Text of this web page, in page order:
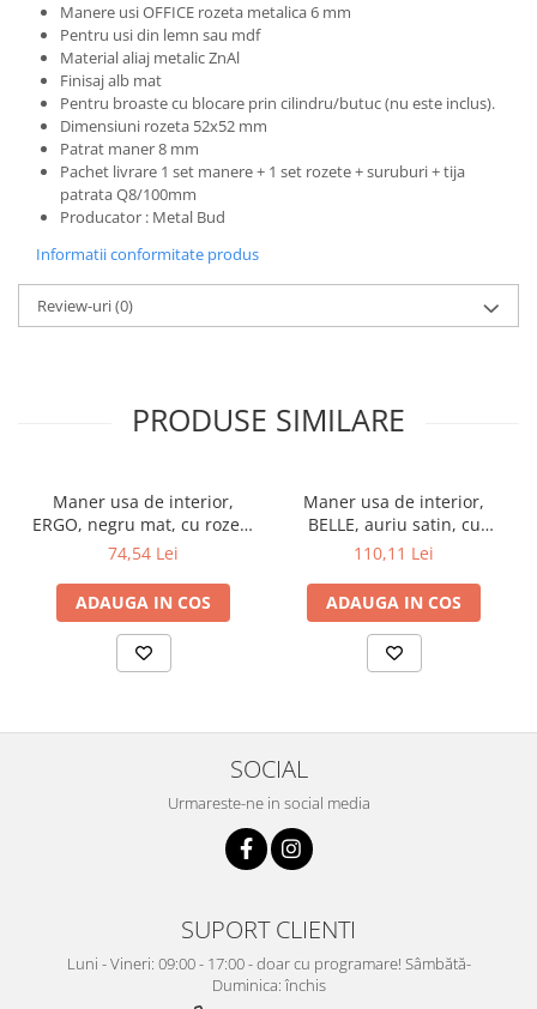
Manere usi OFFICE rozeta metalica 6 mm
Pentru usi din lemn sau mdf
Material aliaj metalic ZnAl
Finisaj alb mat
Pentru broastecu blocare prin cilindru/butuc (nu este inclus).
Dimensiuni rozeta 52x52 mm
Patrat maner 8 mm
Pachet livrare 1 set manere + 1 set rozete + suruburi + tija
patrata Q8/100mm
Producator : Metal Bud
Informatii conformitate produs
Review-uri(0)
PRODUSE SIMILARE
Maner usa de interior,
ERGO, negru mat, cu rozeta
cheie
74,54 Lei
ADAUGA IN COS
Maner usa de interior,
BELLE, auriu satin, cu
rozeta cheie
110,11 Lei
ADAUGA IN COS
SOCIAL
Urmareste-ne in social media
SUPORT CLIENTI
Luni - Vineri: 09:00 - 17:00 - doar cu programare! Sâmbătă-
Duminica: închis